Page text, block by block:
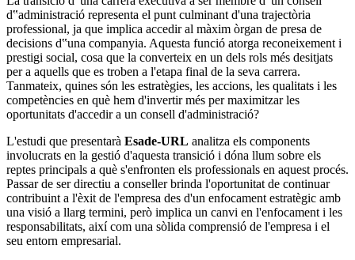
d‟administració representa el punt culminant d'una trajectòria
professional, ja que implica accedir al màxim òrgan de presa de
decisions d‟una companyia. Aquesta funció atorga reconeixement i
prestigi social, cosa que la converteix en un dels rols més desitjats
per a aquells que es troben a l'etapa final de la seva carrera.
Tanmateix, quines són les estratègies, les accions, les qualitats i les
competències en què hem d'invertir més per maximitzar les
oportunitats d'accedir a un consell d'administració?
L'estudi que presentarà Esade-URL analitza els components
involucrats en la gestió d'aquesta transició i dóna llum sobre els
reptes principals a què s'enfronten els professionals en aquest procés.
Passar de ser directiu a conseller brinda l'oportunitat de continuar
contribuint a l'èxit de l'empresa des d'un enfocament estratègic amb
una visió a llarg termini, però implica un canvi en l'enfocament i les
responsabilitats, així com una sòlida comprensió de l'empresa i el
seu entorn empresarial.